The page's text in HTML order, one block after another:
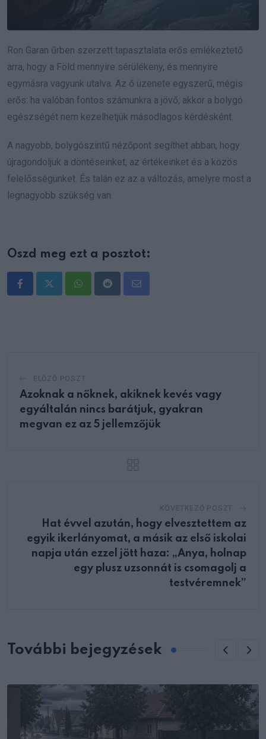
Ron Garan űrben szerzett tapasztalata erős emlékeztető
arra, hogy a Föld mennyire sérülékeny, és mennyire
egymásra vagyunk utalva. Az ő üzenete egyszerű, mégis
erős: ha valóban fontos számunkra a jövő, akkor a bolygó
egészségét nem kezelhetjük másodlagos kérdésként.
A nagyobb, bolygószintű nézőpont segíthet abban, hogy
újragondoljuk a döntéseinket, az értékeinket és a közös
felelősségünket. És talán ez az a változás, amelyre most a
legnagyobb szükség van.
Oszd meg ezt a posztot:
WhatsappRedditShare
Azoknak a nőknek, akiknek kevés vagy
egyáltalán nincs barátjuk, gyakran
megvan ez az 5 jellemzőjük
Hat évvel azután, hogy elvesztettem az
egyik ikerlányomat, a másik az első iskolai
napja után ezzel jött haza: „Anya, holnap
egy plusz uzsonnát is csomagolj a
testvéremnek”
További bejegyzések